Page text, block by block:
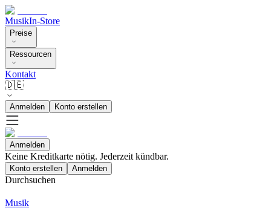
MusikIn-Store
Preise
Ressourcen
Kontakt
🇩🇪
Anmelden Konto erstellen
Anmelden
Keine Kreditkarte nötig. Jederzeit kündbar.
Konto erstellen Anmelden
Durchsuchen
Musik